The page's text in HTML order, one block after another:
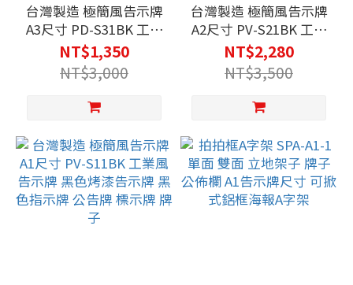
台灣製造 極簡風告示牌
A3尺寸 PD-S31BK 工業
風告示牌 黑色烤漆告示
牌 黑色指示牌 公告牌
標示牌 牌子
NT$1,350
NT$3,000
台灣製造 極簡風告示牌
A2尺寸 PV-S21BK 工業
風告示牌 黑色烤漆告示
牌 白色指示牌 公告牌
標示牌 牌子PV-S21WE
NT$2,280
NT$3,500